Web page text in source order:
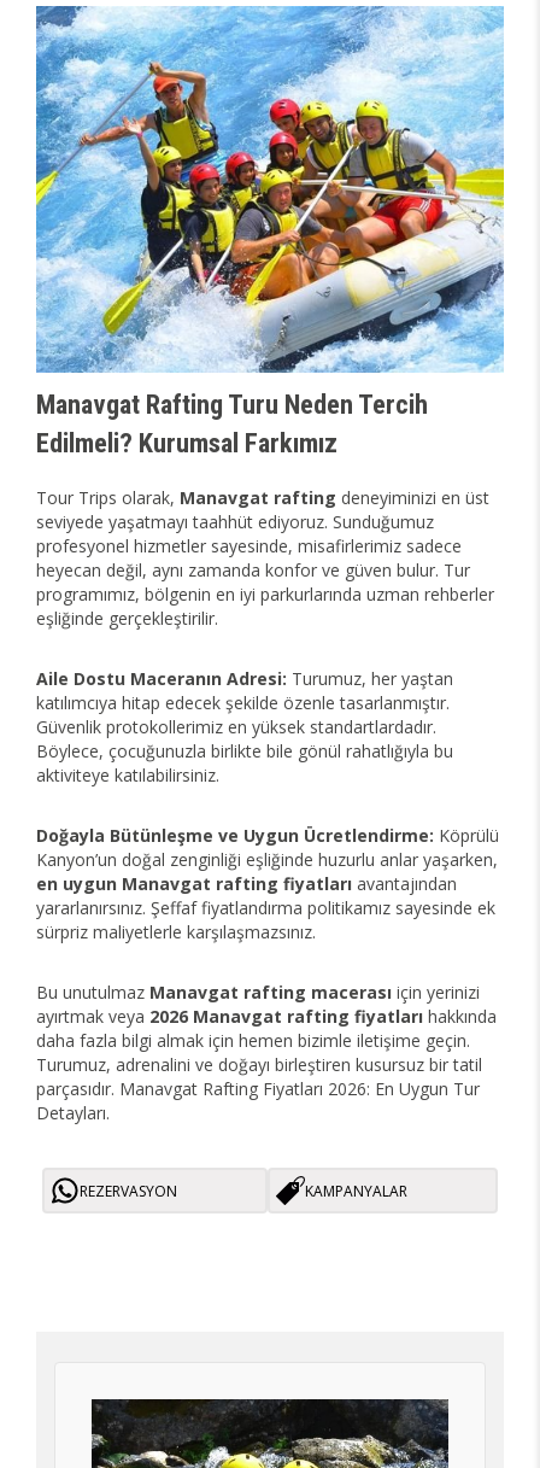
Manavgat Rafting Turu Neden Tercih
Edilmeli? Kurumsal Farkımız
Tour Trips olarak, Manavgat rafting deneyiminizi en üst
seviyede yaşatmayı taahhüt ediyoruz. Sunduğumuz
profesyonel hizmetler sayesinde, misafirlerimiz sadece
heyecan değil, aynı zamanda konfor ve güven bulur. Tur
programımız, bölgenin en iyi parkurlarında uzman rehberler
eşliğinde gerçekleştirilir.
Aile Dostu Maceranın Adresi: Turumuz, her yaştan
katılımcıya hitap edecek şekilde özenle tasarlanmıştır.
Güvenlik protokollerimiz en yüksek standartlardadır.
Böylece, çocuğunuzla birlikte bile gönül rahatlığıyla bu
aktiviteye katılabilirsiniz.
Doğayla Bütünleşme ve Uygun Ücretlendirme: Köprülü
Kanyon’un doğal zenginliği eşliğinde huzurlu anlar yaşarken,
en uygun Manavgat rafting fiyatları avantajından
yararlanırsınız. Şeffaf fiyatlandırma politikamız sayesinde ek
sürpriz maliyetlerle karşılaşmazsınız.
Bu unutulmaz Manavgat rafting macerası için yerinizi
ayırtmak veya 2026 Manavgat rafting fiyatları hakkında
daha fazla bilgi almak için hemen bizimle iletişime geçin.
Turumuz, adrenalini ve doğayı birleştiren kusursuz bir tatil
parçasıdır. Manavgat Rafting Fiyatları 2026: En Uygun Tur
Detayları.
REZERVASYON KAMPANYALAR